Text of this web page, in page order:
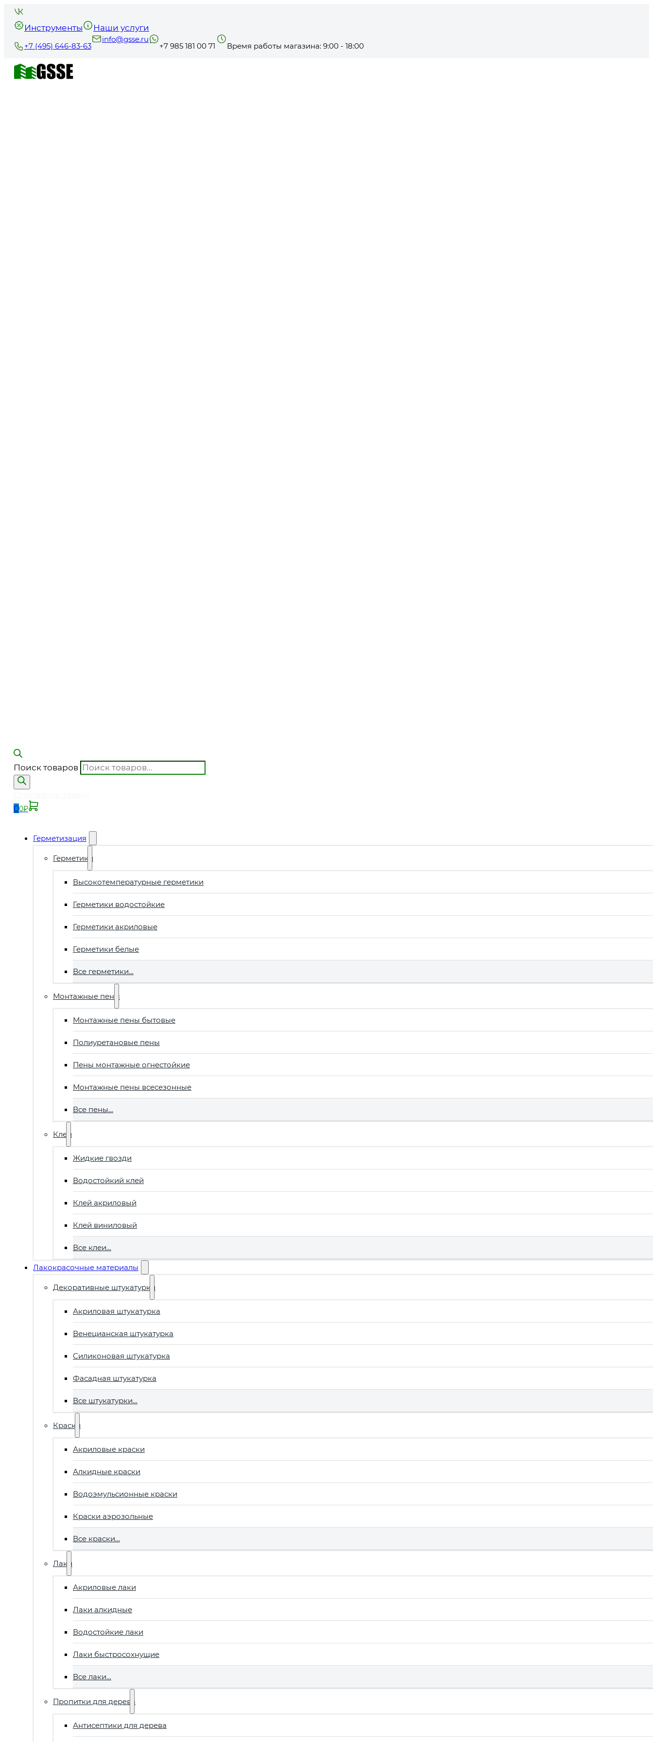
Инструменты Наши услуги
+7 (495) 646-83-63
info@gsse.ru
+7 985 181 00 71 Время работы магазина: 9:00 - 18:00
Поиск товаров
00₽
Герметизация
Герметики
Высокотемпературные герметики
Герметики водостойкие
Герметики акриловые
Герметики белые
Все герметики…
Монтажные пены
Монтажные пены бытовые
Полиуретановые пены
Пены монтажные огнестойкие
Монтажные пены всесезонные
Все пены…
Клеи
Жидкие гвозди
Водостойкий клей
Клей акриловый
Клей виниловый
Все клеи…
Лакокрасочные материалы
Декоративные штукатурки
Акриловая штукатурка
Венецианская штукатурка
Силиконовая штукатурка
Фасадная штукатурка
Все штукатурки…
Краски
Акриловые краски
Алкидные краски
Водоэмульсионные краски
Краски аэрозольные
Все краски…
Лаки
Акриловые лаки
Лаки алкидные
Водостойкие лаки
Лаки быстросохнущие
Все лаки…
Пропитки для дерева
Антисептики для дерева